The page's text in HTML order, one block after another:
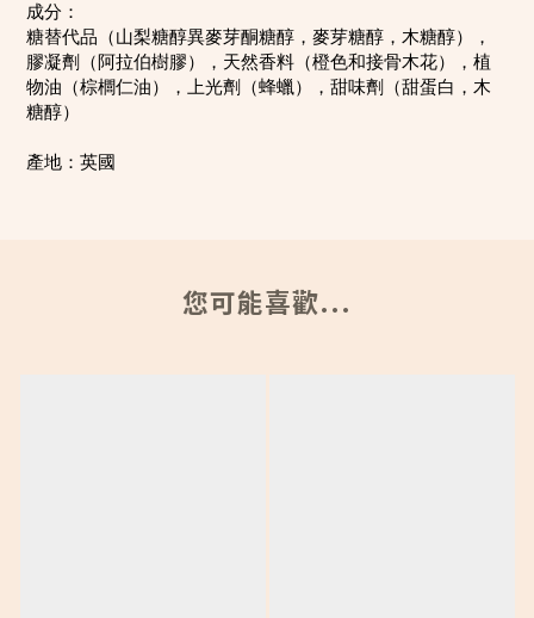
成分：
糖替代品（山梨糖醇異麥芽酮糖醇，麥芽糖醇，木糖醇），
膠凝劑（阿拉伯樹膠），天然香料（橙色和接骨木花），植
物油（棕櫚仁油），上光劑（蜂蠟），甜味劑（甜蛋白，木
糖醇）
產地：英國
您可能喜歡...